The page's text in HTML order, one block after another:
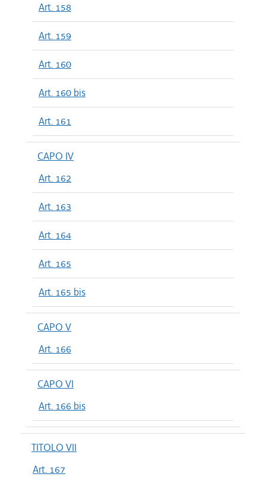
Art. 158
Art. 159
Art. 160
Art. 160 bis
Art. 161
CAPO IV
Art. 162
Art. 163
Art. 164
Art. 165
Art. 165 bis
CAPO V
Art. 166
CAPO VI
Art. 166 bis
TITOLO VII
Art. 167